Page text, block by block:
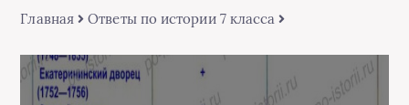
Главная Ответы по истории 7 класса